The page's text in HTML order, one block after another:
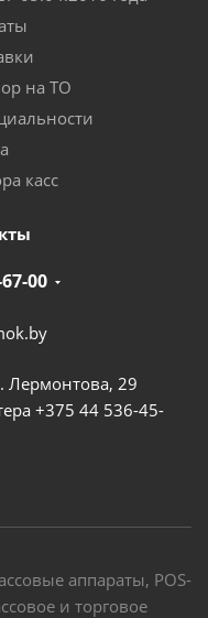
на ТО
касс
00
Лермонтова, 29
+375 44 536-45-
аппараты, POS-
и торговое